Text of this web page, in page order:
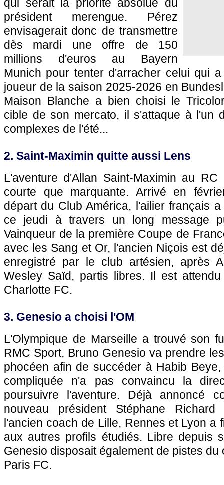
président merengue. Pérez
envisagerait donc de transmettre
dès mardi une offre de 150
millions d'euros au Bayern
Munich pour tenter d'arracher celui qui
joueur de la saison 2025-2026 en
Maison Blanche a bien choisi le
cible de son mercato, il s'attaque à l'un
complexes de l'été...
2. Saint-Maximin quitte aussi Lens
L'aventure d'Allan Saint-Maximin au
courte que marquante. Arrivé en
départ du Club América, l'ailier français
ce jeudi à travers un long message
Vainqueur de la première Coupe de
avec les Sang et Or, l'ancien Niçois est
enregistré par le club artésien, après
Wesley Saïd, partis libres. Il est
Charlotte FC.
3. Genesio a choisi l'OM
L'Olympique de Marseille a trouvé son
RMC Sport, Bruno Genesio va prendre
phocéen afin de succéder à Habib
compliquée n'a pas convaincu la
poursuivre l'aventure. Déjà annoncé
nouveau président Stéphane
l'ancien coach de Lille, Rennes et Lyon a
aux autres profils étudiés. Libre depuis
Genesio disposait également de pistes du
Paris FC.